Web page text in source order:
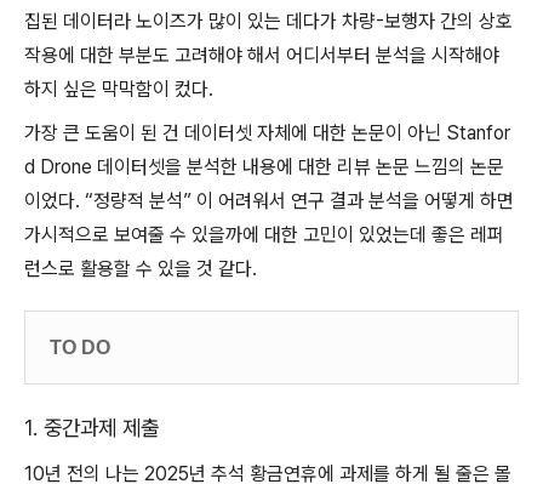
집된 데이터라 노이즈가 많이 있는 데다가 차량-보행자 간의 상호
작용에 대한 부분도 고려해야 해서 어디서부터 분석을 시작해야
하지 싶은 막막함이 컸다.
가장 큰 도움이 된 건 데이터셋 자체에 대한 논문이 아닌 Stanfor
d Drone 데이터셋을 분석한 내용에 대한 리뷰 논문 느낌의 논문
이었다. “정량적 분석” 이 어려워서 연구 결과 분석을 어떻게 하면
가시적으로 보여줄 수 있을까에 대한 고민이 있었는데 좋은 레퍼
런스로 활용할 수 있을 것 같다.
TO DO
1. 중간과제 제출
10년 전의 나는 2025년 추석 황금연휴에 과제를 하게 될 줄은 몰